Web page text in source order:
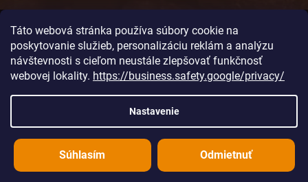
Táto webová stránka používa súbory cookie na
poskytovanie služieb, personalizáciu reklám a analýzu
návštevnosti s cieľom neustále zlepšovať funkčnosť
webovej lokality. https://business.safety.google/privacy/
Nastavenie
Odmietnuť
Súhlasím
info@cokoladovnajanek.sk
+420 778 716 678
@janek_chocolate
Vytvoril Shoptet
Copyright 2026Čokoládovňa JANEK. Všetky práva vyhradené.